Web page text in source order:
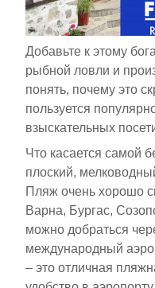
Добавьте к этому
рыбной ловли и
понять, почему это
пользуется
взыскательных
Что касается самой
плоский,
Пляж очень хорошо
Варна, Бургас,
можно добраться
международный
– это отличная